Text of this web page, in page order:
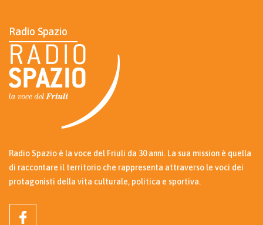
Radio Spazio
Radio Spazio è la voce del Friuli da 30 anni. La sua mission è quella
di raccontare il territorio che rappresenta attraverso le voci dei
protagonisti della vita culturale, politica e sportiva.